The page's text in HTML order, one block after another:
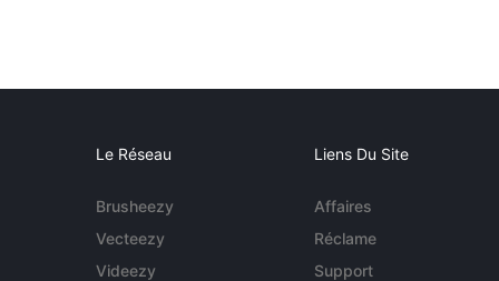
Le Réseau
Brusheezy
Vecteezy
Videezy
Liens Du Site
Affaires
Réclame
Support